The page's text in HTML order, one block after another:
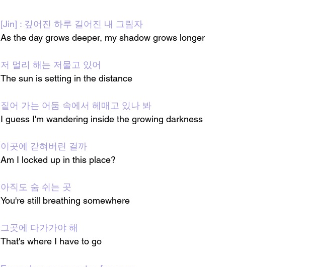
[Jin] : 깊어진 하루 길어진 내 그림자
As the day grows deeper, my shadow grows longer
저 멀리 해는 저물고 있어
The sun is setting in the distance
짙어 가는 어둠 속에서 헤매고 있나 봐
I guess I'm wandering inside the growing darkness
이곳에 갇혀버린 걸까
Am I locked up in this place?
아직도 숨 쉬는 곳
You're still breathing somewhere
그곳에 다가가야 해
That's where I have to go